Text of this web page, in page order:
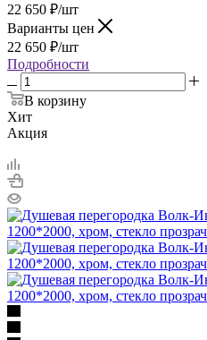
22 650 ₽/шт
Варианты цен
22 650 ₽/шт
Подробности
В корзину
Хит
Акция